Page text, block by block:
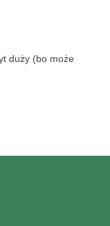
duży (bo może